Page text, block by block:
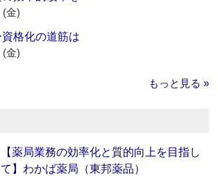
(金)
格化の道筋は
(金)
もっと見る »
【薬局業務の効率化と質的向上を目指し
て】わかば薬局（東邦薬品）